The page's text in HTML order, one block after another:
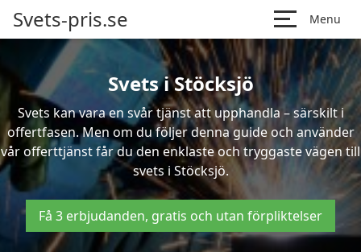
Svets-pris.se Menu
Svets i Stöcksjö
Svets kan vara en svår tjänst att upphandla – särskilt i
offertfasen. Men om du följer denna guide och använder
vår offerttjänst får du den enklaste och tryggaste vägen till
svets i Stöcksjö.
Få 3 erbjudanden, gratis och utan förpliktelser